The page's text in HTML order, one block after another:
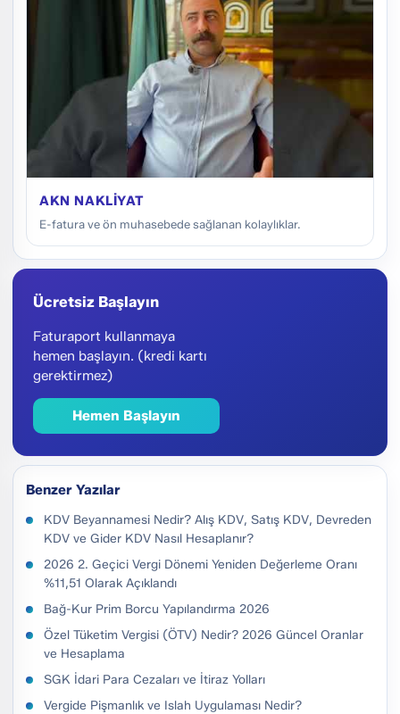
AKN NAKLIYAT
E-fatura ve ön muhasebede sağlanan kolaylıklar.
Ücretsiz Başlayın
Faturaport kullanmaya
hemen başlayın. (kredi kartı
gerektirmez)
Hemen Başlayın
Benzer Yazılar
KDV Beyannamesi Nedir? Alış KDV, Satış KDV, Devreden
KDV ve Gider KDV Nasıl Hesaplanır?
2026 2. Geçici Vergi Dönemi Yeniden Değerleme Oranı
%11,51 Olarak Açıklandı
Bağ-Kur Prim Borcu Yapılandırma 2026
Özel Tüketim Vergisi (ÖTV) Nedir? 2026 Güncel Oranlar
ve Hesaplama
SGK İdari Para Cezaları ve İtiraz Yolları
Vergide Pişmanlık ve Islah Uygulaması Nedir?